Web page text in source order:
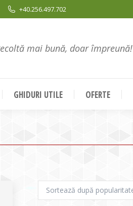
+40.256.497.702
mai bună, doar împreună!
GHIDURI UTILE OFERTE